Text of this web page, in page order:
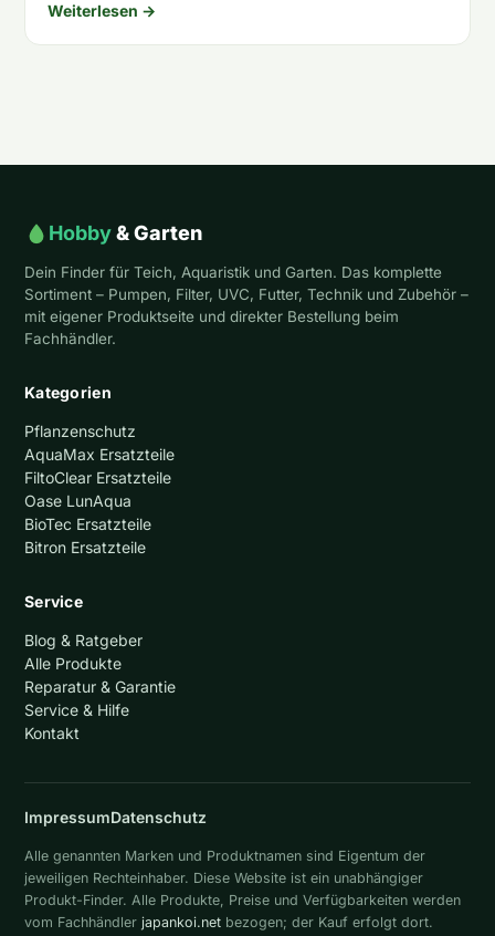
Weiterlesen →
Hobby& Garten
Dein Finder für Teich, Aquaristik und Garten. Das komplette
Sortiment – Pumpen, Filter, UVC, Futter, Technik und Zubehör –
mit eigener Produktseite und direkter Bestellung beim
Fachhändler.
Kategorien
Pflanzenschutz
AquaMax Ersatzteile
FiltoClear Ersatzteile
Oase LunAqua
BioTec Ersatzteile
Bitron Ersatzteile
Service
Blog & Ratgeber
Alle Produkte
Reparatur & Garantie
Service & Hilfe
Kontakt
ImpressumDatenschutz
Alle genannten Marken und Produktnamen sind Eigentum der
jeweiligen Rechteinhaber. Diese Website ist ein unabhängiger
Produkt-Finder. Alle Produkte, Preise und Verfügbarkeiten werden
vom Fachhändler japankoi.net bezogen; der Kauf erfolgt dort.